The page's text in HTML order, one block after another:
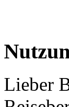
Lieber